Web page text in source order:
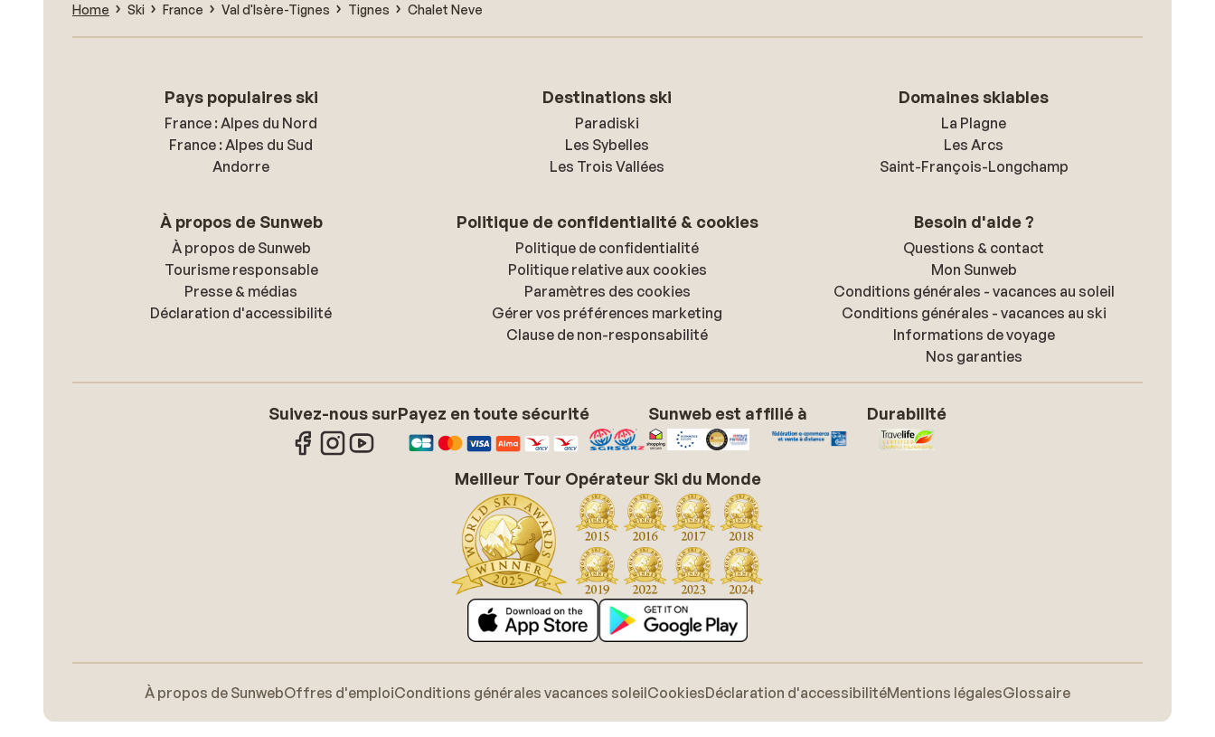
Home Ski France Val d'Isère-Tignes Tignes Chalet Neve
Pays populaires ski
France : Alpes du Nord
France : Alpes du Sud
Andorre
Destinations ski
Paradiski
Les Sybelles
Les Trois Vallées
Domaines skiables
La Plagne
Les Arcs
Saint-François-Longchamp
À propos de Sunweb
À propos de Sunweb
Tourisme responsable
Presse & médias
Déclaration d'accessibilité
Politique de confidentialité & cookies
Politique de confidentialité
Politique relative aux cookies
Paramètres des cookies
Gérer vos préférences marketing
Clause de non-responsabilité
Besoin d'aide ?
Questions & contact
Mon Sunweb
Conditions générales - vacances au soleil
Conditions générales - vacances au ski
Informations de voyage
Nos garanties
Suivez-nous surPayez en toute sécurité Sunweb est affilié à Durabilité
Meilleur Tour Opérateur Ski du Monde
À propos de SunwebOffres d'emploiConditions générales vacances soleilCookiesDéclaration d'accessibilitéMentions légalesGlossaire